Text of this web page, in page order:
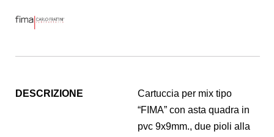
DESCRIZIONE
Cartuccia per mix tipo
“FIMA” con asta quadra in
pvc 9x9mm., due pioli alla